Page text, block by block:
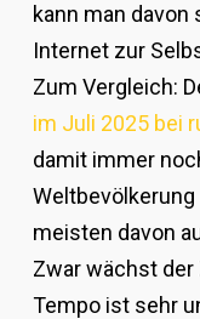
kann man davon
Internet zur
Zum Vergleich:
im Juli 2025 bei
damit immer
meisten davon
Zwar wächst der
Tempo ist sehr